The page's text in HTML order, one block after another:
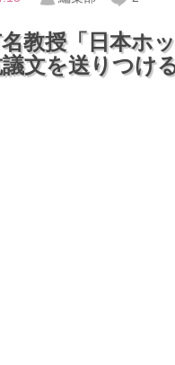
教授「日本ホ
文を送りつけ